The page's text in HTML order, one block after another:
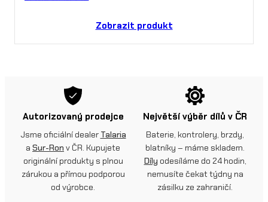
Zobrazit produkt
Autorizovaný prodejce
Jsme oficiální dealer Talaria
a Sur-Ron v ČR. Kupujete
originální produkty s plnou
zárukou a přímou podporou
od výrobce.
Největší výběr dílů v ČR
Baterie, kontrolery, brzdy,
blatníky – máme skladem.
Díly odesíláme do 24 hodin,
nemusíte čekat týdny na
zásilku ze zahraničí.